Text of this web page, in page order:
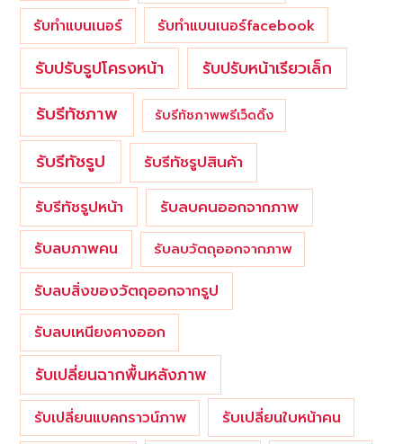
รับทำแบนเนอร์ รับทำแบนเนอร์facebook
รับปรับรูปโครงหน้า รับปรับหน้าเรียวเล็ก
รับรีทัชภาพ รับรีทัชภาพพรีเว็ดดิ้ง
รับรีทัชรูป
รับรีทัชรูปสินค้า
รับรีทัชรูปหน้า
รับลบคนออกจากภาพ
รับลบภาพคน
รับลบวัตถุออกจากภาพ
รับลบสิ่งของวัตถุออกจากรูป
รับลบเหนียงคางออก
รับเปลี่ยนฉากพื้นหลังภาพ
รับเปลี่ยนแบคกราวน์ภาพ รับเปลี่ยนใบหน้าคน